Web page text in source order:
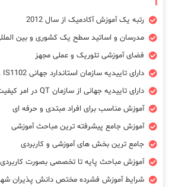
رتبه یک آموزش آکادمیک از سال 2012
مدرسان و اساتید سطح یک کشوری و بین
فضای آموزشی تئوریک و عملی مجهز
دارای تاییدیه سازمان استاندارد جهانی ISO1200, IS1102
دارای تاییدیه جهانی از سازمان QT در امر کیفیت آموزش
آموزش مناسب برای افراد مبتدی و حرفه ای
آموزش جامع پیشرفته ترین مباحث آموزشی
جامع ترین بخش های آموزشی و کاربردی
آموزش مباحث پایه تا تخصصی بصورت کاربردی
شرایط آموزش فشرده مختص دانش پذیران